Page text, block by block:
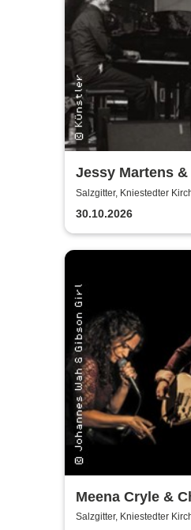
Jessy Martens &
Fischer's Blues
Salzgitter, Kniestedter
30.10.2026
Meena Cryle &
Salzgitter, Kniestedter